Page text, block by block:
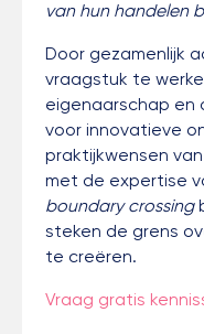
van hun handelen
Door gezamenlijk
vraagstuk te
eigenaarschap en
voor innovatieve
praktijkwensen
met de expertise
boundary crossing
steken de grens
te creëren.
Vraag gratis